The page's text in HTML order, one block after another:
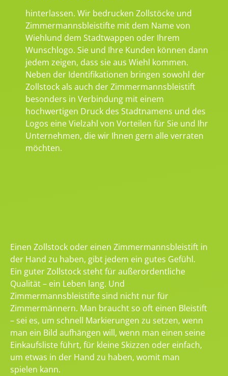
hinterlassen. Wir bedrucken Zollstöcke und
Zimmermannsbleistifte mit dem Name von
Wiehlund dem Stadtwappen oder Ihrem
Wunschlogo. Sie und Ihre Kunden können dann
jedem zeigen, dass sie aus Wiehl kommen.
Neben der Identifikationen bringen sowohl der
Zollstock als auch der Zimmermannsbleistift
besonders in Verbindung mit einem
hochwertigen Druck des Stadtnamens und des
Logos eine Vielzahl von Vorteilen für Sie und Ihr
Unternehmen, die wir Ihnen gern alle verraten
möchten.
Einen Zollstock oder einen Zimmermannsbleistift in
der Hand zu haben, gibt jedem ein gutes Gefühl.
Ein guter Zollstock steht für außerordentliche
Qualität – ein Leben lang. Und
Zimmermannsbleistifte sind nicht nur für
Zimmermännern. Man braucht so oft einen Bleistift
– sei es, um schnell Markierungen zu setzen, wenn
man ein Bild aufhängen will, wenn man einen seine
Einkaufsliste führt, für kleine Skizzen oder einfach,
um etwas in der Hand zu haben, womit man
spielen kann.